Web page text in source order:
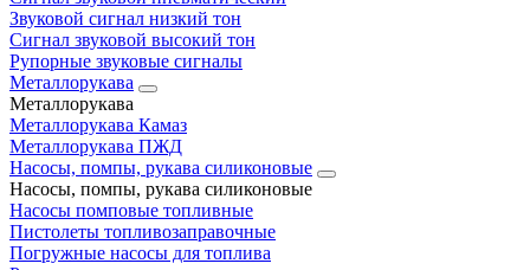
Звуковой сигнал низкий тон
Сигнал звуковой высокий тон
Рупорные звуковые сигналы
Металлорукава
Металлорукава
Металлорукава Камаз
Металлорукава ПЖД
Насосы, помпы, рукава силиконовые
Насосы, помпы, рукава силиконовые
Насосы помповые топливные
Пистолеты топливозаправочные
Погружные насосы для топлива